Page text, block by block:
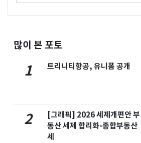
많이 본 포토
1 트리니티항공, 유니폼 공개
2
[그래픽] 2026 세제개편안 부
동산 세제 합리화-종합부동산
세